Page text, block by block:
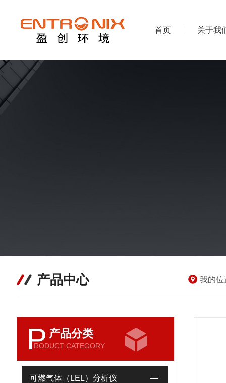
首页 关于我
产品中心 我的位
P 产品分类
RODUCT CATEGORY
可燃气体（LEL）分析仪